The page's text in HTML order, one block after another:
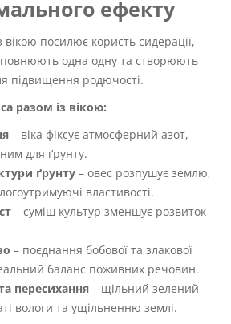
ефекту
вікою посилює користь сидерації,
одна одну та створюють
підвищення родючості.
разом із вікою:
– віка фіксує атмосферний азот,
для ґрунту.
ґрунту – овес розпушує землю,
властивості.
– суміш культур зменшує розвиток
– поєднання бобової та злакової
баланс поживних речовин.
пересихання – щільний зелений
вологи та ущільненню землі.